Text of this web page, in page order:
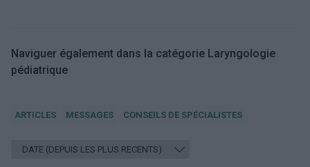
Naviguer également dans la catégorie Laryngologie
pédiatrique
ARTICLES MESSAGES CONSEILS DE SPÉCIALISTES